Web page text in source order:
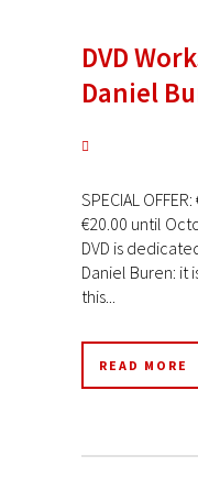
DVD
Daniel
SPECIAL
€20.00 until
DVD is
Daniel Buren:
this...
READ MORE